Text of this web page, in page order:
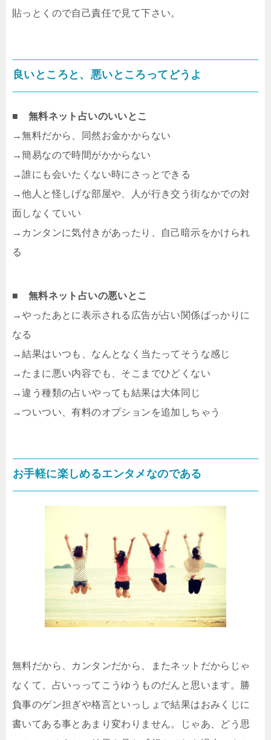
貼っとくので自己責任で見て下さい。
良いところと、悪いところってどうよ
■ 無料ネット占いのいいとこ
→無料だから、同然お金かからない
→簡易なので時間がかからない
→誰にも会いたくない時にさっとできる
→他人と怪しげな部屋や、人が行き交う街なかでの対
面しなくていい
→カンタンに気付きがあったり、自己暗示をかけられ
る
■ 無料ネット占いの悪いとこ
→やったあとに表示される広告が占い関係ばっかりに
なる
→結果はいつも、なんとなく当たってそうな感じ
→たまに悪い内容でも、そこまでひどくない
→違う種類の占いやっても結果は大体同じ
→ついつい、有料のオプションを追加しちゃう
お手軽に楽しめるエンタメなのである
無料だから、カンタンだから、またネットだからじゃ
なくて、占いっってこうゆうものだんと思います。勝
負事のゲン担ぎや格言といっしょで結果はおみくじに
書いてある事とあまり変わりません。じゃあ、どう思